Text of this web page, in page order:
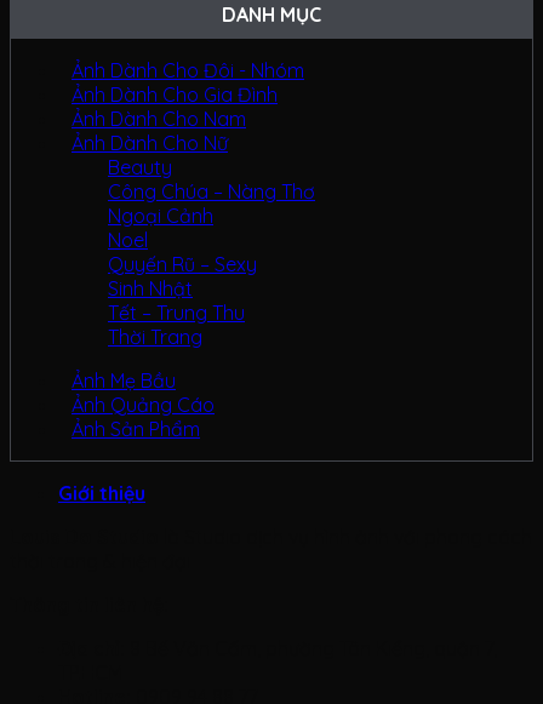
DANH MỤC
Ảnh Dành Cho Đôi - Nhóm
Ảnh Dành Cho Gia Đình
Ảnh Dành Cho Nam
Ảnh Dành Cho Nữ
Beauty
Công Chúa – Nàng Thơ
Ngoại Cảnh
Noel
Quyến Rũ – Sexy
Sinh Nhật
Tết – Trung Thu
Thời Trang
Ảnh Mẹ Bầu
Ảnh Quảng Cáo
Ảnh Sản Phẩm
Giới thiệu